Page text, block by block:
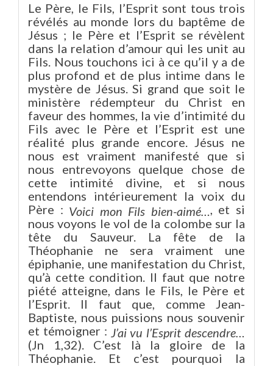
Le Père, le Fils, l’Esprit sont tous trois
révélés au monde lors du baptême de
Jésus ; le Père et l’Esprit se révèlent
dans la relation d’amour qui les unit au
Fils. Nous touchons ici à ce qu’il y a de
plus profond et de plus intime dans le
mystère de Jésus. Si grand que soit le
ministère rédempteur du Christ en
faveur des hommes, la vie d’intimité du
Fils avec le Père et l’Esprit est une
réalité plus grande encore. Jésus ne
nous est vraiment manifesté que si
nous entrevoyons quelque chose de
cette intimité divine, et si nous
entendons intérieurement la voix du
Père : Voici mon Fils bien-aimé…, et si
nous voyons le vol de la colombe sur la
tête du Sauveur. La fête de la
Théophanie ne sera vraiment une
épiphanie, une manifestation du Christ,
qu’à cette condition. Il faut que notre
piété atteigne, dans le Fils, le Père et
l’Esprit. Il faut que, comme Jean-
Baptiste, nous puissions nous souvenir
et témoigner : J’ai vu l’Esprit descendre…
(Jn 1,32). C’est là la gloire de la
Théophanie. Et c’est pourquoi la